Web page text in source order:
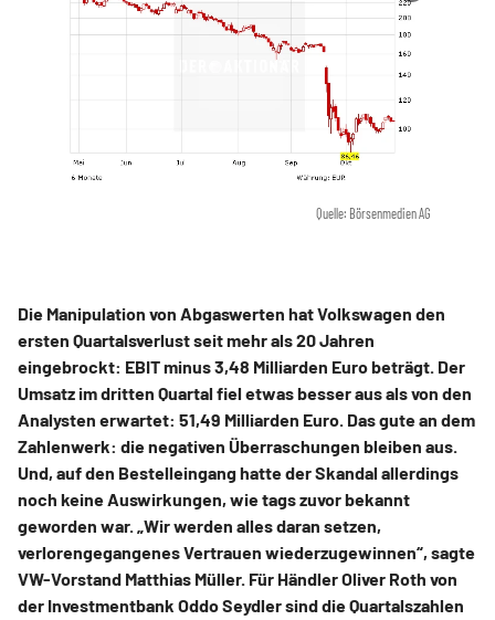
Quelle: Börsenmedien AG
Die Manipulation von Abgaswerten hat Volkswagen den
ersten Quartalsverlust seit mehr als 20 Jahren
eingebrockt: EBIT minus 3,48 Milliarden Euro beträgt. Der
Umsatz im dritten Quartal fiel etwas besser aus als von den
Analysten erwartet: 51,49 Milliarden Euro. Das gute an dem
Zahlenwerk: die negativen Überraschungen bleiben aus.
Und, auf den Bestelleingang hatte der Skandal allerdings
noch keine Auswirkungen, wie tags zuvor bekannt
geworden war. „Wir werden alles daran setzen,
verlorengegangenes Vertrauen wiederzugewinnen“, sagte
VW-Vorstand Matthias Müller. Für Händler Oliver Roth von
der Investmentbank Oddo Seydler sind die Quartalszahlen